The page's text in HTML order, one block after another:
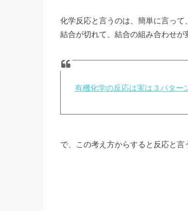
化学反応と言うのは、簡単に言って、
結合が切れて、結合の組み合わせが
有機化学の反応は実は３パター
で、この考え方からすると反応と言